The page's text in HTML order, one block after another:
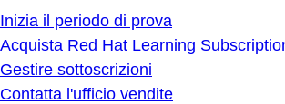
Inizia il periodo di prova
Acquista Red Hat Learning
Gestire sottoscrizioni
Contatta l'ufficio vendite